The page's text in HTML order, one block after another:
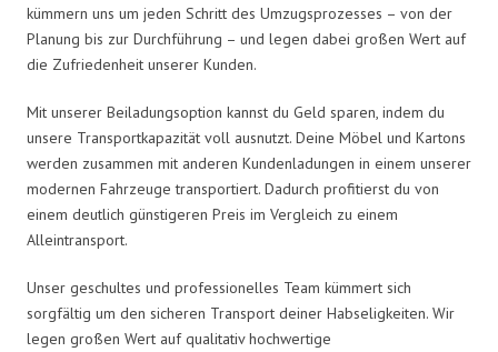
kümmern uns um jeden Schritt des Umzugsprozesses – von der
Planung bis zur Durchführung – und legen dabei großen Wert auf
die Zufriedenheit unserer Kunden.
Mit unserer Beiladungsoption kannst du Geld sparen, indem du
unsere Transportkapazität voll ausnutzt. Deine Möbel und Kartons
werden zusammen mit anderen Kundenladungen in einem unserer
modernen Fahrzeuge transportiert. Dadurch profitierst du von
einem deutlich günstigeren Preis im Vergleich zu einem
Alleintransport.
Unser geschultes und professionelles Team kümmert sich
sorgfältig um den sicheren Transport deiner Habseligkeiten. Wir
legen großen Wert auf qualitativ hochwertige